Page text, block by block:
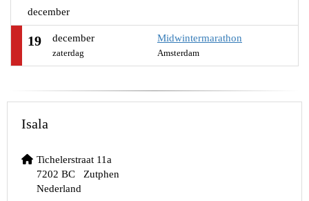
december
19 december
zaterdag
Midwintermarathon
Amsterdam
Isala
Tichelerstraat 11a
7202 BC Zutphen
Nederland